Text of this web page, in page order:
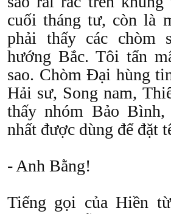
cuối tháng tư, còn là
phải thấy các chòm
hướng Bắc. Tôi tẩn
sao. Chòm Đại hùng
Hải sư, Song nam,
thấy nhóm Bảo Bình,
nhất được dùng để đặt
- Anh Bằng!
Tiếng gọi của Hiền